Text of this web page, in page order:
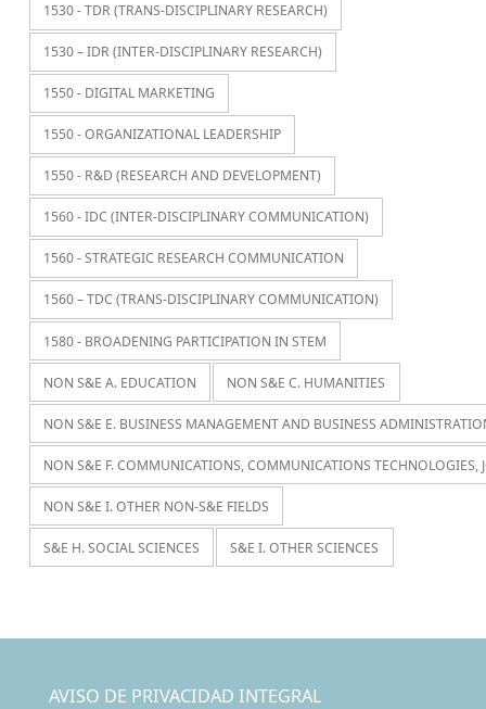
1530 - TDR (TRANS-DISCIPLINARY RESEARCH)
1530 – IDR (INTER-DISCIPLINARY RESEARCH)
1550 - DIGITAL MARKETING
1550 - ORGANIZATIONAL LEADERSHIP
1550 - R&D (RESEARCH AND DEVELOPMENT)
1560 - IDC (INTER-DISCIPLINARY COMMUNICATION)
1560 - STRATEGIC RESEARCH COMMUNICATION
1560 – TDC (TRANS-DISCIPLINARY COMMUNICATION)
1580 - BROADENING PARTICIPATION IN STEM
NON S&E A. EDUCATION NON S&E C. HUMANITIES
NON S&E E. BUSINESS MANAGEMENT AND BUSINESS
NON S&E F. COMMUNICATIONS, COMMUNICATIONS TECHNOLOGIES,
NON S&E I. OTHER NON-S&E FIELDS
S&E H. SOCIAL SCIENCES S&E I. OTHER SCIENCES
AVISO DE PRIVACIDAD INTEGRAL